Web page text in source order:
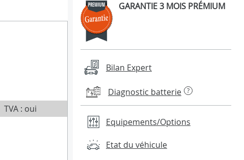
TVA : oui
GARANTIE 3 MOIS PRÉMIUM
Bilan Expert
Diagnostic batterie ?
Equipements/Options
Etat du véhicule